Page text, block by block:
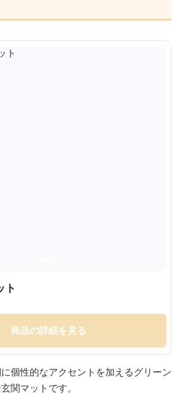
ト
商品の詳細を見る
個性的なアクセントを加えるグリーン
関マットです。